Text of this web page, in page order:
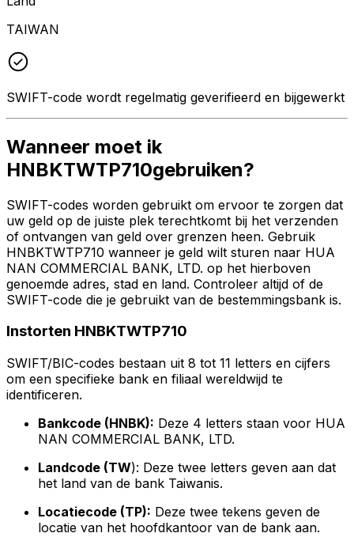
TAIWAN
SWIFT-code wordt regelmatig geverifieerd en bijgewerkt
Wanneer moet ik
HNBKTWTP710gebruiken?
SWIFT-codes worden gebruikt om ervoor te zorgen dat
uw geld op de juiste plek terechtkomt bij het verzenden
of ontvangen van geld over grenzen heen. Gebruik
HNBKTWTP710 wanneer je geld wilt sturen naar HUA
NAN COMMERCIAL BANK, LTD. op het hierboven
genoemde adres, stad en land. Controleer altijd of de
SWIFT-code die je gebruikt van de bestemmingsbank is.
Instorten HNBKTWTP710
SWIFT/BIC-codes bestaan uit 8 tot 11 letters en cijfers
om een specifieke bank en filiaal wereldwijd te
identificeren.
Bankcode (HNBK): Deze 4 letters staan voor HUA
NAN COMMERCIAL BANK, LTD.
Landcode (TW): Deze twee letters geven aan dat
het land van de bank Taiwanis.
Locatiecode (TP): Deze twee tekens geven de
locatie van het hoofdkantoor van de bank aan.